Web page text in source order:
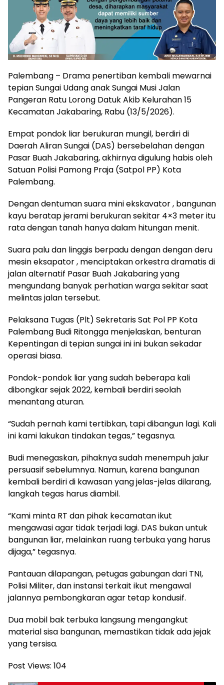
Palembang – Drama penertiban kembali mewarnai
tepian Sungai Udang anak Sungai Musi Jalan
Pangeran Ratu Lorong Datuk Akib Kelurahan 15
Kecamatan Jakabaring, Rabu (13/5/2026).
Empat pondok liar berukuran mungil, berdiri di
Daerah Aliran Sungai (DAS) bersebelahan dengan
Pasar Buah Jakabaring, akhirnya digulung habis oleh
Satuan Polisi Pamong Praja (Satpol PP) Kota
Palembang.
Dengan dentuman suara mini ekskavator , bangunan
kayu beratap jerami berukuran sekitar 4×3 meter itu
rata dengan tanah hanya dalam hitungan menit.
Suara palu dan linggis berpadu dengan dengan deru
mesin eksapator , menciptakan orkestra dramatis di
jalan alternatif Pasar Buah Jakabaring yang
mengundang banyak perhatian warga sekitar saat
melintas jalan tersebut.
Pelaksana Tugas (Plt) Sekretaris Sat Pol PP Kota
Palembang Budi Ritongga menjelaskan, benturan
Kepentingan di tepian sungai ini ini bukan sekadar
operasi biasa.
Pondok-pondok liar yang sudah beberapa kali
dibongkar sejak 2022, kembali berdiri seolah
menantang aturan.
“Sudah pernah kami tertibkan, tapi dibangun lagi. Kali
ini kami lakukan tindakan tegas,” tegasnya.
Budi menegaskan, pihaknya sudah menempuh jalur
persuasif sebelumnya. Namun, karena bangunan
kembali berdiri di kawasan yang jelas-jelas dilarang,
langkah tegas harus diambil.
“Kami minta RT dan pihak kecamatan ikut
mengawasi agar tidak terjadi lagi. DAS bukan untuk
bangunan liar, melainkan ruang terbuka yang harus
dijaga,” tegasnya.
Pantauan dilapangan, petugas gabungan dari TNI,
Polisi Militer, dan instansi terkait ikut mengawal
jalannya pembongkaran agar tetap kondusif.
Dua mobil bak terbuka langsung mengangkut
material sisa bangunan, memastikan tidak ada jejak
yang tersisa.
Post Views: 104